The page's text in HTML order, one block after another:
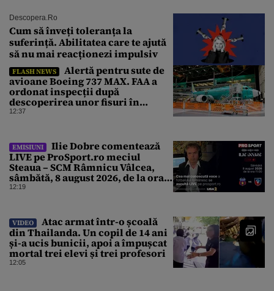
Descopera.ro
Cum să înveți toleranța la
suferință. Abilitatea care te ajută
să nu mai reacționezi impulsiv
FLASH NEWS
Alertă pentru sute de
avioane Boeing 737 MAX. FAA a
ordonat inspecții după
descoperirea unor fisuri în
structura principală a
12:37
EMISIUNI
Ilie Dobre comentează
LIVE pe ProSport.ro meciul
Steaua – SCM Râmnicu Vâlcea,
sâmbătă, 8 august 2026, de la ora
11:00
12:19
VIDEO
Atac armat într-o școală
din Thailanda. Un copil de 14 ani
și-a ucis bunicii, apoi a împușcat
mortal trei elevi și trei profesori
12:05